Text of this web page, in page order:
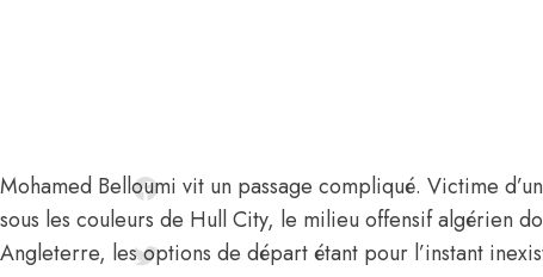
Mohamed Belloumi vit un passage compliqué. Victime
sous les couleurs de Hull City, le milieu offensif algérien
Angleterre, les options de départ étant pour l’instant